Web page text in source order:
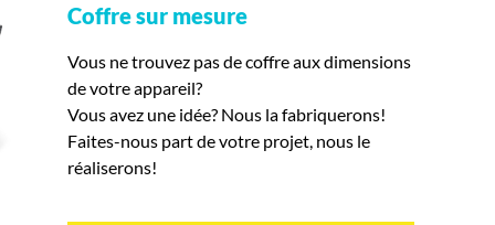
Coffre sur mesure
Vous ne trouvez pas de coffre aux dimensions
de votre appareil?
Vous avez une idée? Nous la fabriquerons!
Faites-nous part de votre projet, nous le
réaliserons!